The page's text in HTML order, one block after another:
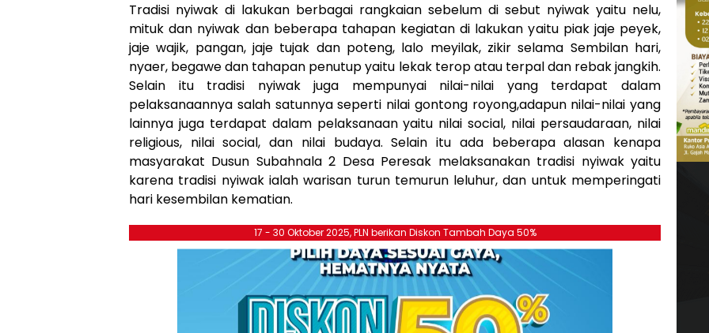
Tradisi nyiwak di lakukan berbagai rangkaian sebelum di sebut nyiwak yaitu nelu,
mituk dan nyiwak dan beberapa tahapan kegiatan di lakukan yaitu piak jaje peyek,
jaje wajik, pangan, jaje tujak dan poteng, lalo meyilak, zikir selama Sembilan hari,
nyaer, begawe dan tahapan penutup yaitu lekak terop atau terpal dan rebak jangkih.
Selain itu tradisi nyiwak juga mempunyai nilai-nilai yang terdapat dalam
pelaksanaannya salah satunnya seperti nilai gontong royong,adapun nilai-nilai yang
lainnya juga terdapat dalam pelaksanaan yaitu nilai social, nilai persaudaraan, nilai
religious, nilai social, dan nilai budaya. Selain itu ada beberapa alasan kenapa
masyarakat Dusun Subahnala 2 Desa Peresak melaksanakan tradisi nyiwak yaitu
karena tradisi nyiwak ialah warisan turun temurun leluhur, dan untuk memperingati
hari kesembilan kematian.
17 - 30 Oktober 2025, PLN berikan Diskon Tambah Daya 50%